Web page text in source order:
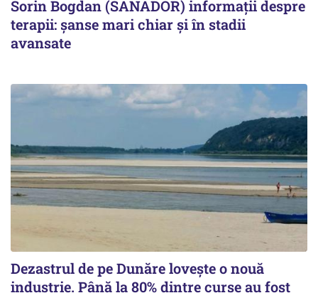
Sorin Bogdan (SANADOR) informații despre
terapii: șanse mari chiar și în stadii
avansate
Dezastrul de pe Dunăre lovește o nouă
industrie. Până la 80% dintre curse au fost